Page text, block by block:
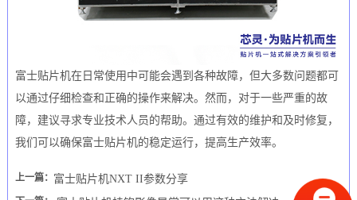
富士贴片机在日常使用中可能会遇到各种故障，但大多数问题都可
以通过仔细检查和正确的操作来解决。然而，对于一些严重的故
障，建议寻求专业技术人员的帮助。通过有效的维护和及时修复，
我们可以确保富士贴片机的稳定运行，提高生产效率。
上一篇： 富士贴片机NXT II参数分享